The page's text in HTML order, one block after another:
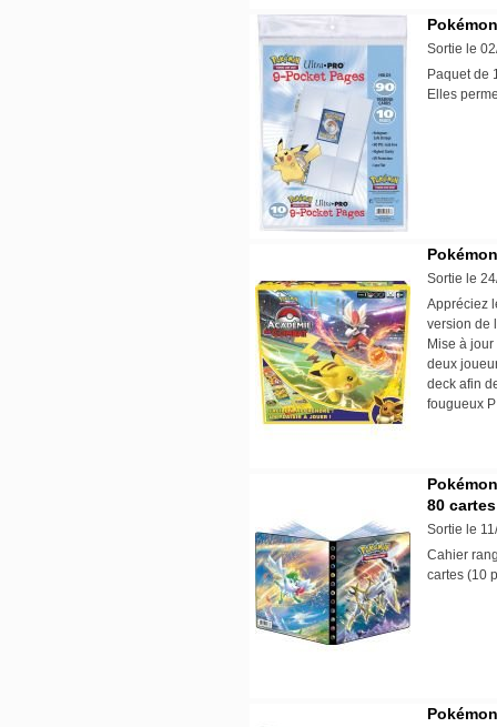
Sortie le
Paquet de
Elles
Sortie le
Appréciez
version de
Mise à
deux
deck afin
fougueux
80 cartes
Sortie le
Cahier
cartes (10